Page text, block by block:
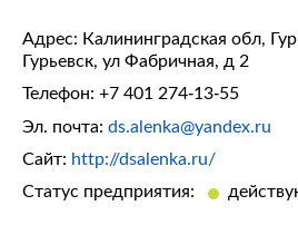
Адрес: Калининградская обл,
Гурьевск, ул Фабричная, д 2
Телефон: +7 401 274-13-55
Эл. почта: ds.alenka@yandex.ru
Сайт: http://dsalenka.ru/
Статус предприятия: